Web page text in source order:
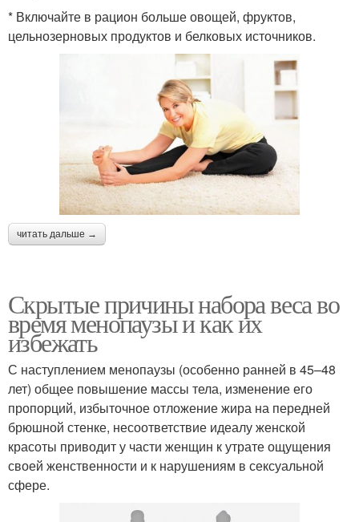
* Включайте в рацион больше овощей, фруктов,
цельнозерновых продуктов и белковых источников.
читать дальше →
Скрытые причины набора веса во
время менопаузы и как их
избежать
С наступлением менопаузы (особенно ранней в 45–48
лет) общее повышение массы тела, изменение его
пропорций, избыточное отложение жира на передней
брюшной стенке, несоответствие идеалу женской
красоты приводит у части женщин к утрате ощущения
своей женственности и к нарушениям в сексуальной
сфере.